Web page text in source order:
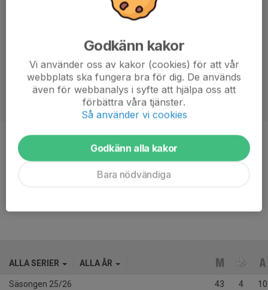
Position
Forward
Ålder
17 år
ALLA SERIER ALLA ÅR
Säsongen 25/26 43 4 10
Godkänn kakor
Vi använder oss av kakor (cookies) för att vår
webbplats ska fungera bra för dig. De används
även för webbanalys i syfte att hjälpa oss att
förbättra våra tjänster.
Så använder vi cookies
Godkänn alla kakor
Bara nödvändiga